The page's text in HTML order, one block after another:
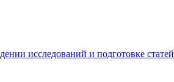
исследований и подготовке статей